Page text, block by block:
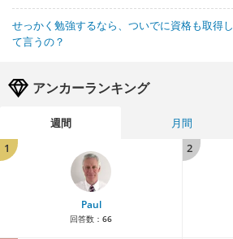
せっかく勉強するなら、ついでに資格も取得
て言うの？
アンカーランキング
週間 月間
1
Paul
回答数： 66
2